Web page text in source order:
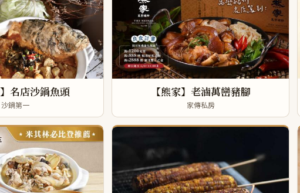
名店沙鍋魚頭
沙鍋第一
【熊家】老滷萬巒豬腳
家傳私房